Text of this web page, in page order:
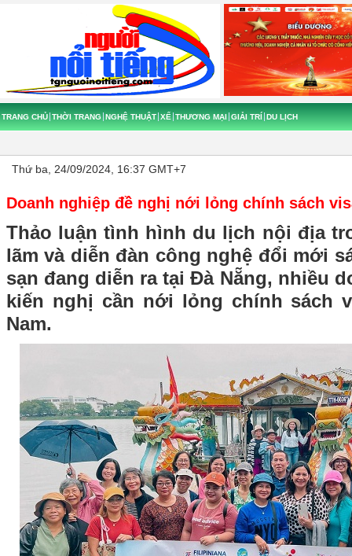
TRANG CHỦ THỜI TRANG NGHỆ THUẬT XẾ THƯƠNG MẠI GIẢI TRÍ DU LỊCH
Thứ ba, 24/09/2024, 16:37 GMT+7
Doanh nghiệp đề nghị nới lỏng chính sách
Thảo luận tình hình du lịch nội địa
lãm và diễn đàn công nghệ đổi mới
sạn đang diễn ra tại Đà Nẵng, nhiều
kiến nghị cần nới lỏng chính sách
Nam.